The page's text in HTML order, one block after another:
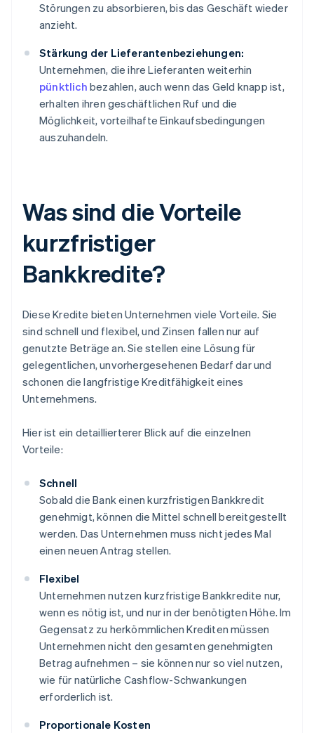
Störungen zu absorbieren, bis das Geschäft wieder
anzieht.
Stärkung der Lieferantenbeziehungen:
Unternehmen, die ihre Lieferanten weiterhin
pünktlich bezahlen, auch wenn das Geld knapp ist,
erhalten ihren geschäftlichen Ruf und die
Möglichkeit, vorteilhafte Einkaufsbedingungen
auszuhandeln.
Was sind die Vorteile
kurzfristiger
Bankkredite?
Diese Kredite bieten Unternehmen viele Vorteile. Sie
sind schnell und flexibel, und Zinsen fallen nur auf
genutzte Beträge an. Sie stellen eine Lösung für
gelegentlichen, unvorhergesehenen Bedarf dar und
schonen die langfristige Kreditfähigkeit eines
Unternehmens.
Hier ist ein detaillierterer Blick auf die einzelnen
Vorteile:
Schnell
Sobald die Bank einen kurzfristigen Bankkredit
genehmigt, können die Mittel schnell bereitgestellt
werden. Das Unternehmen muss nicht jedes Mal
einen neuen Antrag stellen.
Flexibel
Unternehmen nutzen kurzfristige Bankkredite nur,
wenn es nötig ist, und nur in der benötigten Höhe. Im
Gegensatz zu herkömmlichen Krediten müssen
Unternehmen nicht den gesamten genehmigten
Betrag aufnehmen – sie können nur so viel nutzen,
wie für natürliche Cashflow-Schwankungen
erforderlich ist.
Proportionale Kosten